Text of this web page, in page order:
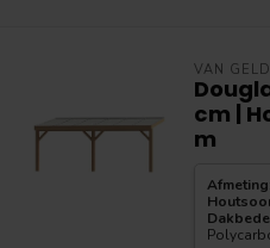
VAN
cm |
m
Afmeting